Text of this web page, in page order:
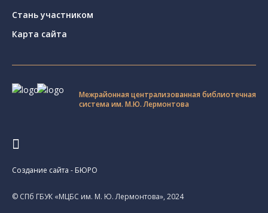
Стань участником
Карта сайта
© CПб ГБУК «МЦБС им. М. Ю. Лермонтова», 2024
Межрайонная централизованная библиотечная
система им. М.Ю. Лермонтова
Создание сайта - БЮРО